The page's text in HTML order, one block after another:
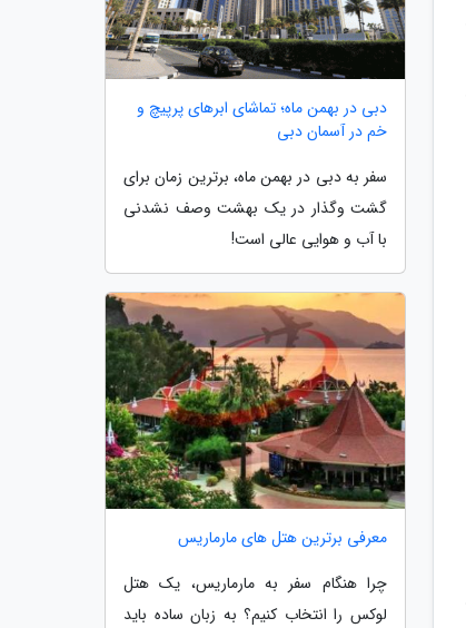
دبی در بهمن ماه؛ تماشای ابرهای پرپیچ و
خم در آسمان دبی
سفر به دبی در بهمن ماه، برترین زمان برای
گشت وگذار در یک بهشت وصف نشدنی
با آب و هوایی عالی است!
معرفی برترین هتل های مارماریس
چرا هنگام سفر به مارماریس، یک هتل
لوکس را انتخاب کنیم؟ به زبان ساده باید